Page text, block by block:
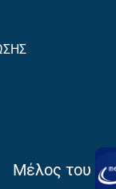
Μέλος του